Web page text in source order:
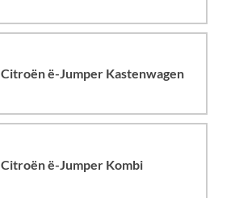
Citroën ë-Jumper Kastenwagen
Citroën ë-Jumper Kombi